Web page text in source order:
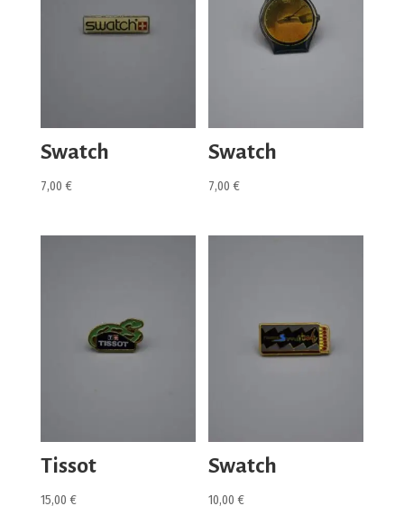
Swatch
7,00 €
Swatch
7,00€
Tissot
15,00 €
Swatch
10,00€